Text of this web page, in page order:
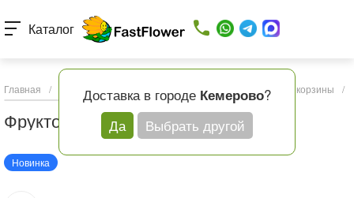
Доставка в городе Кемерово?
Да
Выбрать другой
Каталог
Главная / Каталог товаров Подарки и шары Фруктовые корзины /
Фруктовая корзина №6
Новинка